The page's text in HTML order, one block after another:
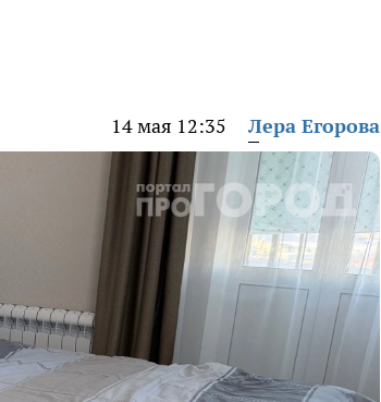
14 мая 12:35 Лера Егорова